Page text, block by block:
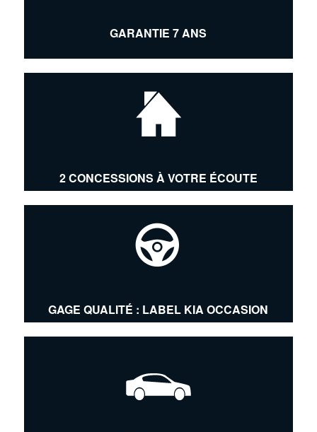
GARANTIE 7 ANS
2 CONCESSIONS À VOTRE ÉCOUTE
GAGE QUALITÉ : LABEL KIA OCCASION